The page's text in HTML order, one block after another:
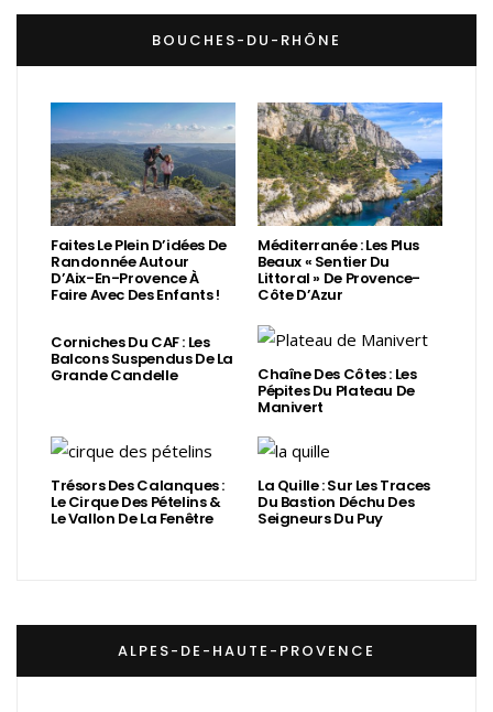
BOUCHES-DU-RHÔNE
Faites Le Plein D’idées De
Randonnée Autour
D’Aix-En-Provence À
Faire Avec Des Enfants !
Méditerranée : Les Plus
Beaux « Sentier Du
Littoral » De Provence-
Côte D’Azur
Corniches Du CAF : Les
Balcons Suspendus De La
Grande Candelle Chaîne Des Côtes : Les
Pépites Du Plateau De
Manivert
Trésors Des Calanques :
Le Cirque Des Pételins &
Le Vallon De La Fenêtre
La Quille : Sur Les Traces
Du Bastion Déchu Des
Seigneurs Du Puy
ALPES-DE-HAUTE-PROVENCE